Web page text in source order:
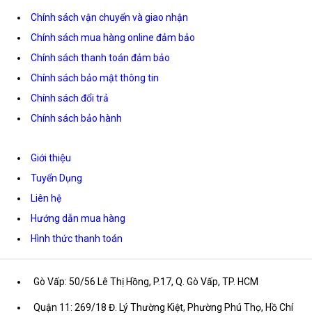
Chính sách vận chuyển và giao nhận
Chính sách mua hàng online đảm bảo
Chính sách thanh toán đảm bảo
Chính sách bảo mật thông tin
Chính sách đổi trả
Chính sách bảo hành
Giới thiệu
Tuyển Dụng
Liên hệ
Hướng dẫn mua hàng
Hình thức thanh toán
Gò Vấp: 50/56 Lê Thị Hồng, P.17, Q. Gò Vấp, TP. HCM
Quận 11: 269/18 Đ. Lý Thường Kiệt, Phường Phú Thọ, Hồ Chí